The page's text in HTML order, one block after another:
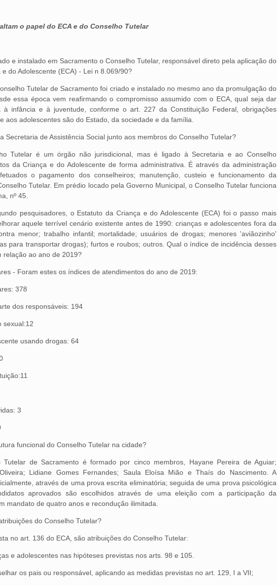
o papel do ECA e do Conselho Tutelar
e instalado em Sacramento o Conselho Tutelar, responsável direto pela aplicação do
e do Adolescente (ECA) - Lei n 8.069/90?
Tutelar de Sacramento foi criado e instalado no mesmo ano da promulgação do
essa época vem reafirmando o compromisso assumido com o ECA, qual seja dar
à infância e à juventude, conforme o art. 227 da Constituição Federal, obrigações
aos adolescentes são do Estado, da sociedade e da família.
Secretaria de Assistência Social junto aos membros do Conselho Tutelar?
Tutelar é um órgão não jurisdicional, mas é ligado à Secretaria e ao Conselho
da Criança e do Adolescente de forma administrativa. É através da administração
o pagamento dos conselheiros; manutenção, custeio e funcionamento da
Tutelar. Em prédio locado pela Governo Municipal, o Conselho Tutelar funciona
nº 45.
pesquisadores, o Estatuto da Criança e do Adolescente (ECA) foi o passo mais
aquele terrível cenário existente antes de 1990: crianças e adolescentes fora da
menor; trabalho infantil; mortalidade; usuários de drogas; menores 'aviãozinho'
para transportar drogas); furtos e roubos; outros. Qual o índice de incidência desses
relação ao ano de 2019?
- Foram estes os índices de atendimentos do ano de 2019:
378
dos responsáveis: 194
sexual:12
usando drogas: 64
3
funcional do Conselho Tutelar na cidade?
de Sacramento é formado por cinco membros, Hayane Pereira de Aguiar;
Lidiane Gomes Fernandes; Saula Eloísa Mião e Thaís do Nascimento. A
através de uma prova escrita eliminatória; seguida de uma prova psicológica
aprovados são escolhidos através de uma eleição com a participação da
mandato de quatro anos e recondução ilimitada.
do Conselho Tutelar?
no art. 136 do ECA, são atribuições do Conselho Tutelar:
e adolescentes nas hipóteses previstas nos arts. 98 e 105.
os pais ou responsável, aplicando as medidas previstas no art. 129, I a VII;